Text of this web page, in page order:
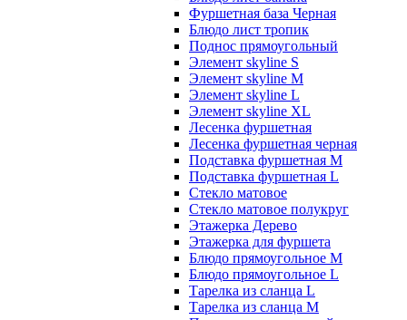
Фуршетная база Черная
Блюдо лист тропик
Поднос прямоугольный
Элемент skyline S
Элемент skyline M
Элемент skyline L
Элемент skyline XL
Лесенка фуршетная
Лесенка фуршетная черная
Подставка фуршетная M
Подставка фуршетная L
Стекло матовое
Стекло матовое полукруг
Этажерка Дерево
Этажерка для фуршета
Блюдо прямоугольное M
Блюдо прямоугольное L
Тарелка из сланца L
Тарелка из сланца M